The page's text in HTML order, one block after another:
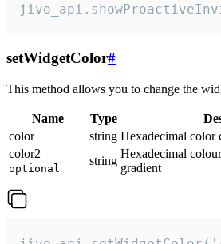
setWidgetColor#
This method allows you to change the
Name Type
color
string Hexadecimal color
color2
optional
string
Hexadecimal
gradient